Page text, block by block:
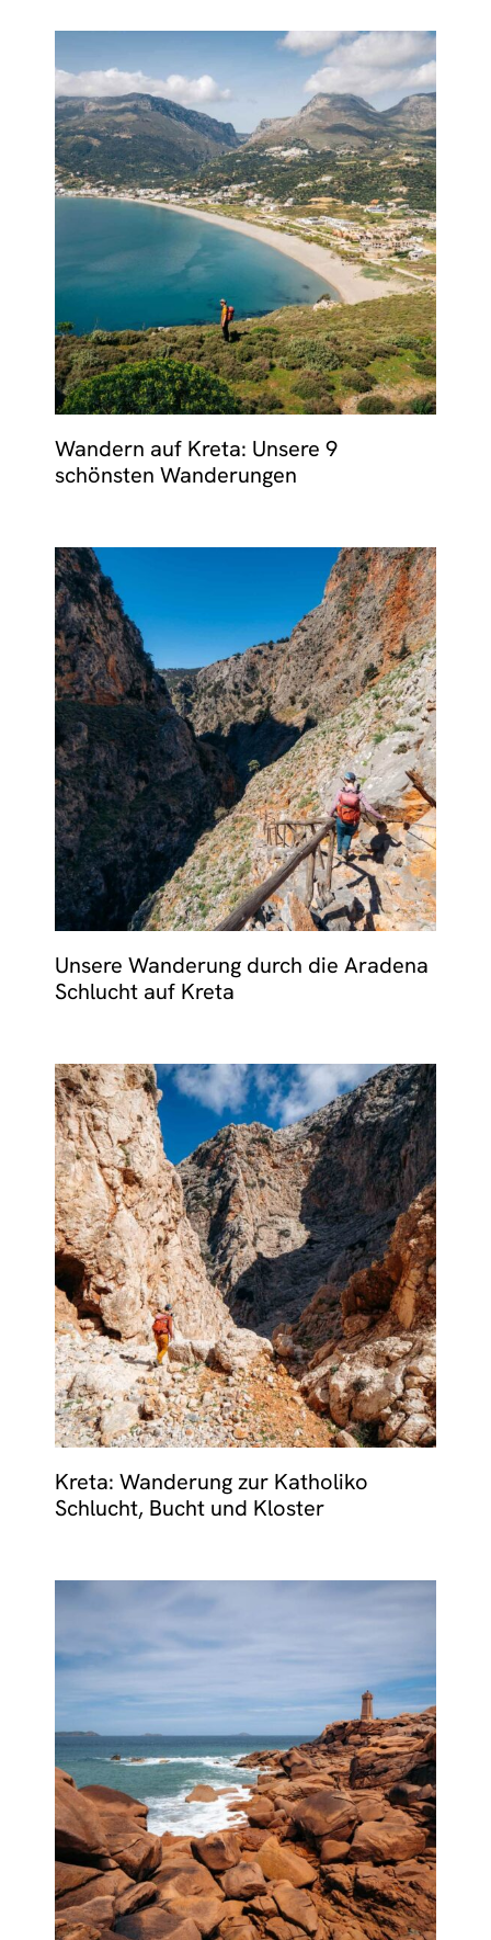
Wandern auf Kreta: Unsere 9
schönsten Wanderungen
Unsere Wanderung durch die Aradena
Schlucht auf Kreta
Kreta: Wanderung zur Katholiko
Schlucht, Bucht und Kloster